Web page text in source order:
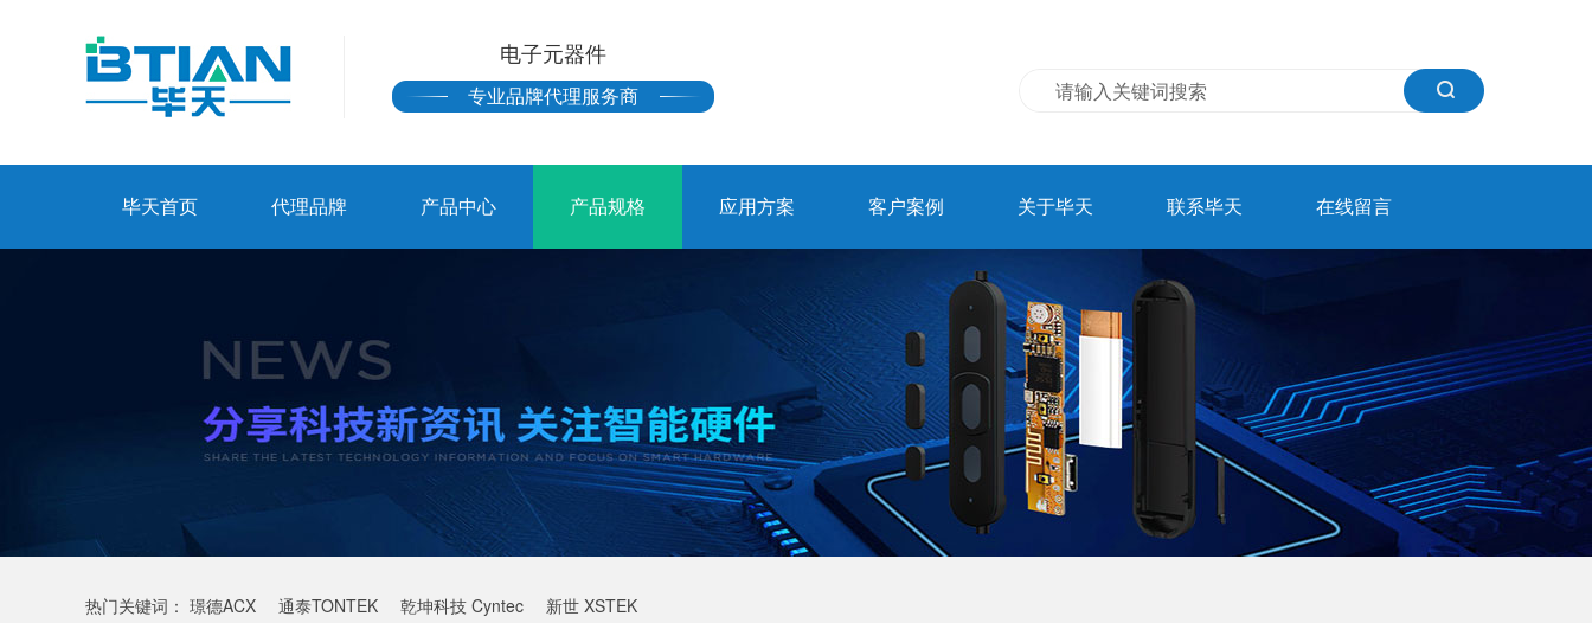
电子元器件
专业品牌代理服务商
毕天首页 代理品牌 产品中心 产品规格 应用方案 客户案例 关于毕天 联系毕天 在线留言
热门关键词： 璟德ACX 通泰TONTEK 乾坤科技 Cyntec 新世 XSTEK